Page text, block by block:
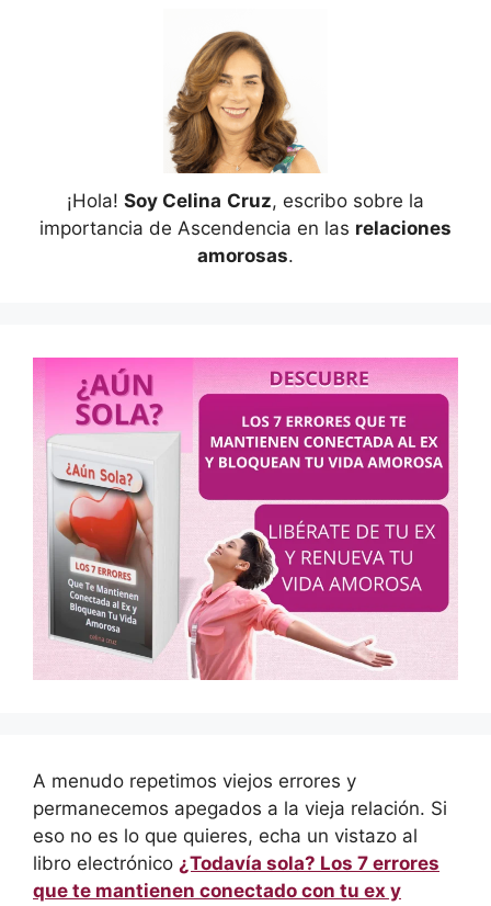
¡Hola! Soy Celina Cruz, escribo sobre la
importancia de Ascendencia en las relaciones
amorosas.
A menudo repetimos viejos errores y
permanecemos apegados a la vieja relación. Si
eso no es lo que quieres, echa un vistazo al
libro electrónico ¿Todavía sola? Los 7 errores
que te mantienen conectado con tu ex y